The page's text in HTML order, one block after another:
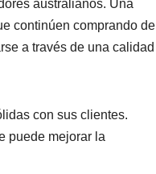
australianos. Una
continúen comprando de
a través de una calidad
con sus clientes.
puede mejorar la